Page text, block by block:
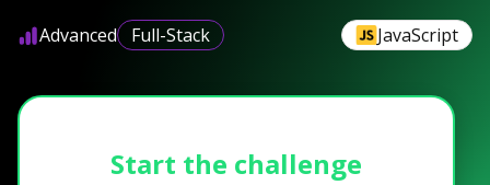
Advanced Full-Stack JavaScript
Start the challenge